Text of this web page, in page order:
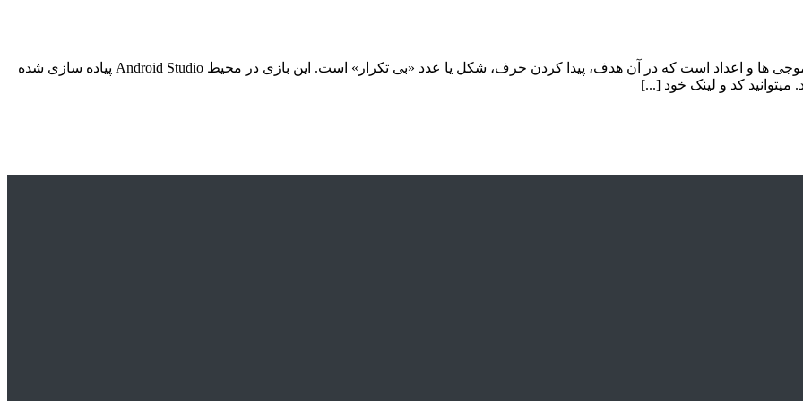
‏«بی تکرار» یک بازی سرگرم کننده متناسب تمامی سنین با کلمات، ایموجی ها و اعداد است که در آن هدف، پیدا کردن حرف، شکل یا عدد «بی تکرار» است. این بازی در محیط Android Studio پیاده سازی شده